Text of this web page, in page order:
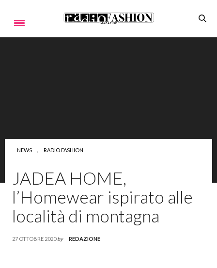
NEWS , RADIO FASHION
JADEA HOME,
l’Homewear ispirato alle
località di montagna
27 OTTOBRE 2020 by REDAZIONE